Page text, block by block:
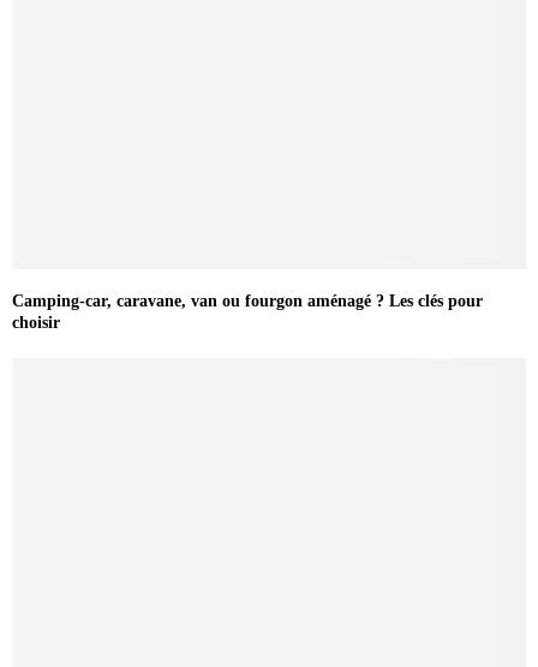
Camping-car, caravane, van ou fourgon aménagé ? Les clés pour
choisir